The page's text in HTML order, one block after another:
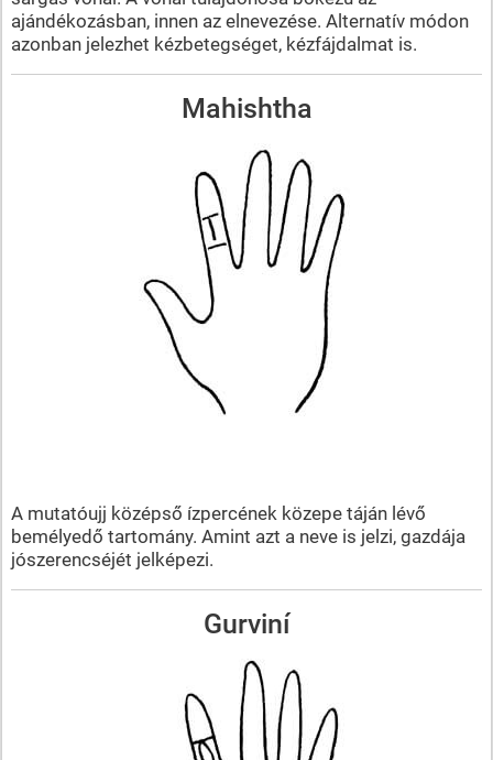
ajándékozásban, innen az elnevezése. Alternatív módon
azonban jelezhet kézbetegséget, kézfájdalmat is.
Mahishtha
A mutatóujj középső ízpercének közepe táján lévő
bemélyedő tartomány. Amint azt a neve is jelzi, gazdája
jószerencséjét jelképezi.
Gurviní